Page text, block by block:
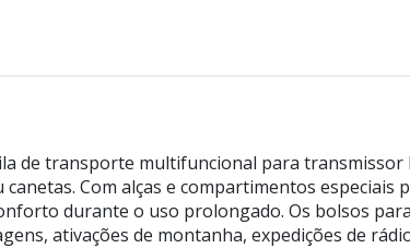
de transporte multifuncional para
canetas. Com alças e compartimentos
durante o uso prolongado. Os bolsos
ativações de montanha, expedições de